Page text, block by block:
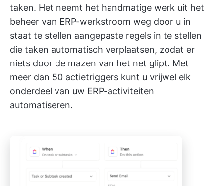
taken. Het neemt het handmatige werk uit het
beheer van ERP-werkstroom weg door u in
staat te stellen aangepaste regels in te stellen
die taken automatisch verplaatsen, zodat er
niets door de mazen van het net glipt. Met
meer dan 50 actietriggers kunt u vrijwel elk
onderdeel van uw ERP-activiteiten
automatiseren.